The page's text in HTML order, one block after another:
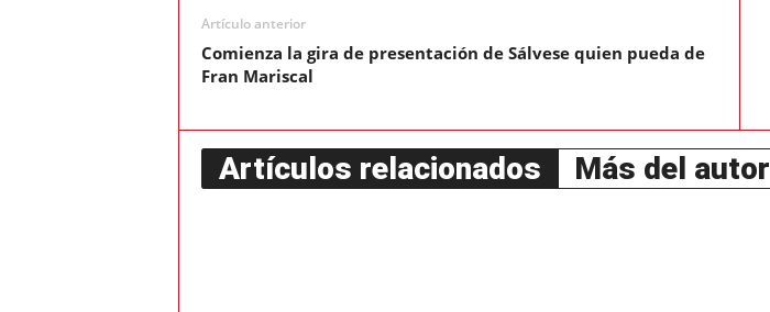
Artículo anterior
Comienza la gira de presentación de Sálvese quien pueda de
Fran Mariscal
Artículos relacionados Más del autor